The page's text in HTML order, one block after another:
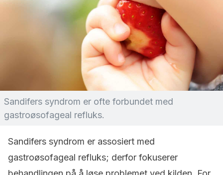
Sandifers syndrom er ofte forbundet med
gastroøsofageal refluks.
Sandifers syndrom er assosiert med
gastroøsofageal refluks; derfor fokuserer